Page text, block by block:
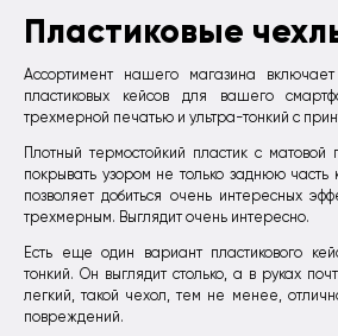
Пластиковые
Ассортимент нашего магазина
пластиковых кейсов для вашего
трехмерной печатью и ультра-тонкий с
Плотный термостойкий пластик с матовой
покрывать узором не только заднюю часть
позволяет добиться очень интересных
трехмерным. Выглядит очень интересно.
Есть еще один вариант пластикового
тонкий. Он выглядит столько, а в руках
легкий, такой чехол, тем не менее,
повреждений.